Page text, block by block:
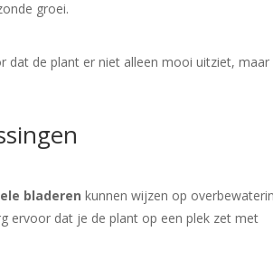
groei.
dat de plant er niet alleen mooi uitziet,
bladeren kunnen wijzen op
ervoor dat je de plant op een plek zet met